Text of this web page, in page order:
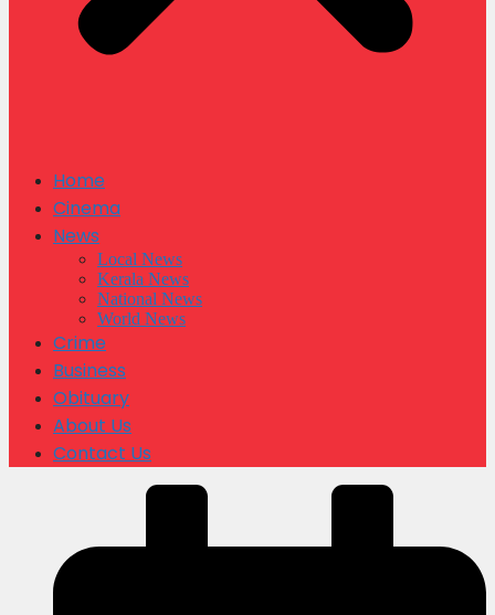
Home
Cinema
News
Local News
Kerala News
National News
World News
Crime
Business
Obituary
About Us
Contact Us